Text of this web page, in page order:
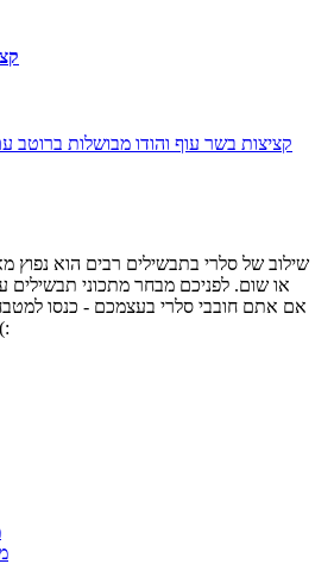
קציצות בשר עוף והודו מבושלות ברוטב
שילוב של סלרי בתבשילים רבים הוא נפוץ
או שום. לפניכם מבחר מתכוני תבשילים
אם אתם חובבי סלרי בעצמכם - כנסו
אחד מהרשימה שלפניכם (: